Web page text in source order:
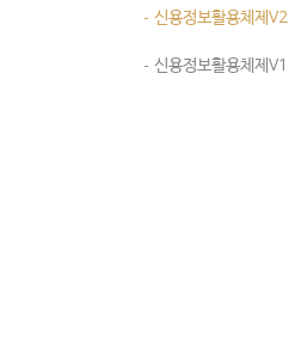
- 신용정보활용체제V2
- 신용정보활용체제V1